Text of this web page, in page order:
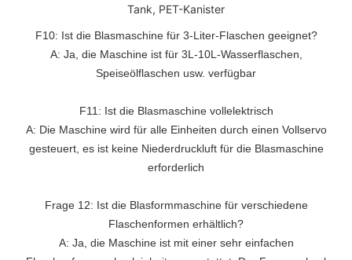
F10: Ist die Blasmaschine für 3-Liter-Flaschen geeignet?
A: Ja, die Maschine ist für 3L-10L-Wasserflaschen,
Speiseölflaschen usw. verfügbar
F11: Ist die Blasmaschine vollelektrisch
A: Die Maschine wird für alle Einheiten durch einen Vollservo
gesteuert, es ist keine Niederdruckluft für die Blasmaschine
erforderlich
Frage 12: Ist die Blasformmaschine für verschiedene
Flaschenformen erhältlich?
A: Ja, die Maschine ist mit einer sehr einfachen